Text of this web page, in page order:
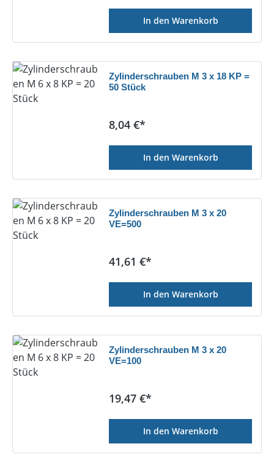
In den Warenkorb
Zylinderschrauben M 3 x 18 KP =
50 Stück
Regulärer Preis:
8,04 €*
In den Warenkorb
Zylinderschrauben M 3 x 20
VE=500
Regulärer Preis:
41,61 €*
In den Warenkorb
Zylinderschrauben M 3 x 20
VE=100
Regulärer Preis:
19,47 €*
In den Warenkorb